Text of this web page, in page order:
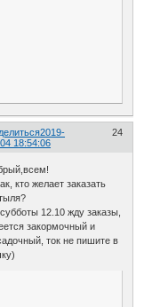
24
2019-
18:54:06
кто желает заказать
12.10 жду заказы,
закормочный и
ток не пишите в